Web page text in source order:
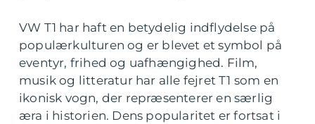
VW T1 har haft en betydelig indflydelse på
populærkulturen og er blevet et symbol på
eventyr, frihed og uafhængighed. Film,
musik og litteratur har alle fejret T1 som en
ikonisk vogn, der repræsenterer en særlig
æra i historien. Dens popularitet er fortsat i